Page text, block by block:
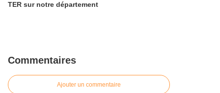
TER sur notre département
Commentaires
Ajouter un commentaire